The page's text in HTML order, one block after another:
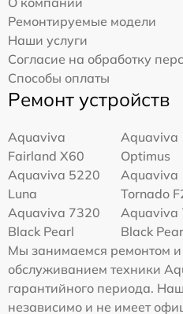
Ремонтируемые модели
Наши услуги
Согласие на обработку
Способы оплаты
Ремонт устройств
Aquaviva
Fairland X60
Aquaviva
Optimus
Aquaviva 5220
Luna
Aquaviva
Tornado
Aquaviva 7320
Black Pearl
Aquaviva
Black
Мы занимаемся ремонтом и
обслуживанием техники
гарантийного периода.
независимо и не имеет